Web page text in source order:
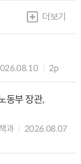
더보기
2p
동부 장관,
과
2026.08.07